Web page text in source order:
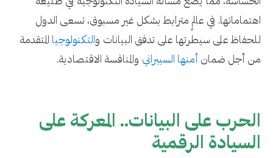
اهتماماتها. في عالمٍ مترابط بشكل غير مسبوق، تسعى الدول
للحفاظ على سيطرتها على تدفق البيانات والتكنولوجيا المتقدمة
من أجل ضمان أمنها السيبراني والمنافسة الاقتصادية.
الحرب على البيانات.. المعركة على
السيادة الرقمية